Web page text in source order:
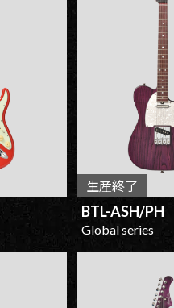
生産終了
BTL-ASH/PH
Global series